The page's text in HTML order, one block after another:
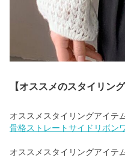
【オススメのスタイリング
骨格ストレートサイドリボン